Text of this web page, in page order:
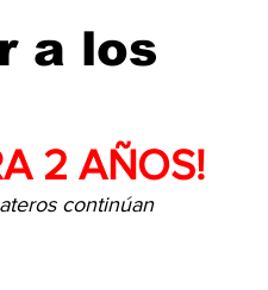
a los
2 AÑOS!
continúan